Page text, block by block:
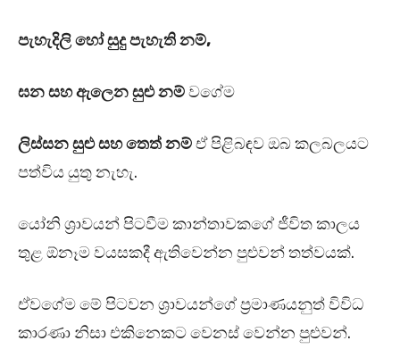
පැහැදිලි හෝ සුදු පැහැති නම්,
ඝන සහ ඇලෙන සුළු නම්වගේම
ලිස්සන සුළු සහ තෙත් නම්ඒ පිළිබඳව ඔබ කලබලයට
පත්විය යුතු නැහැ.
යෝනි ශ්‍රාවයන් පිටවීම කාන්තාවකගේ ජීවිත කාලය
තුළ ඕනෑම වයසකදී ඇතිවෙන්න පුළුවන් තත්වයක්.
ඒවගේම මේ පිටවන ශ්‍රාවයන්ගේ ප්‍රමාණයනුත් විවිධ
කාරණා නිසා එකිනෙකට වෙනස් වෙන්න පුළුවන්.